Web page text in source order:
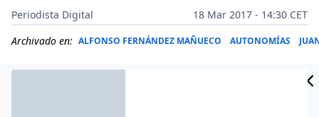
Periodista Digital
18 Mar 2017 - 14:30 CET
Archivado en: ALFONSO FERNÁNDEZ MAÑUECO AUTONOMÍAS